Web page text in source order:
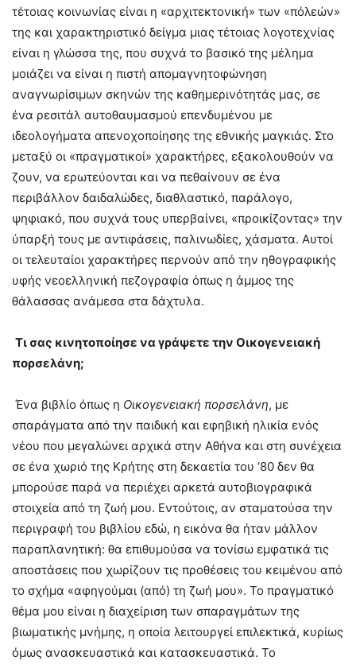
τέτοιας κοινωνίας είναι η «αρχιτεκτονική» των «πόλεών»
της και χαρακτηριστικό δείγμα μιας τέτοιας λογοτεχνίας
είναι η γλώσσα της, που συχνά το βασικό της μέλημα
μοιάζει να είναι η πιστή απομαγνητοφώνηση
αναγνωρίσιμων σκηνών της καθημερινότητάς μας, σε
ένα ρεσιτάλ αυτοθαυμασμού επενδυμένου με
ιδεολογήματα απενοχοποίησης της εθνικής μαγκιάς. Στο
μεταξύ οι «πραγματικοί» χαρακτήρες, εξακολουθούν να
ζουν, να ερωτεύονται και να πεθαίνουν σε ένα
περιβάλλον δαιδαλώδες, διαθλαστικό, παράλογο,
ψηφιακό, που συχνά τους υπερβαίνει, «προικίζοντας» την
ύπαρξή τους με αντιφάσεις, παλινωδίες, χάσματα. Αυτοί
οι τελευταίοι χαρακτήρες περνούν από την ηθογραφικής
υφής νεοελληνική πεζογραφία όπως η άμμος της
θάλασσας ανάμεσα στα δάχτυλα.
Τι σας κινητοποίησε να γράψετε την Οικογενειακή
πορσελάνη;
Ένα βιβλίο όπως η Οικογενειακή πορσελάνη, με
σπαράγματα από την παιδική και εφηβική ηλικία ενός
νέου που μεγαλώνει αρχικά στην Αθήνα και στη συνέχεια
σε ένα χωριό της Κρήτης στη δεκαετία του ‘80 δεν θα
μπορούσε παρά να περιέχει αρκετά αυτοβιογραφικά
στοιχεία από τη ζωή μου. Εντούτοις, αν σταματούσα την
περιγραφή του βιβλίου εδώ, η εικόνα θα ήταν μάλλον
παραπλανητική: θα επιθυμούσα να τονίσω εμφατικά τις
αποστάσεις που χωρίζουν τις προθέσεις του κειμένου από
το σχήμα «αφηγούμαι (από) τη ζωή μου». Το πραγματικό
θέμα μου είναι η διαχείριση των σπαραγμάτων της
βιωματικής μνήμης, η οποία λειτουργεί επιλεκτικά, κυρίως
όμως ανασκευαστικά και κατασκευαστικά. Το